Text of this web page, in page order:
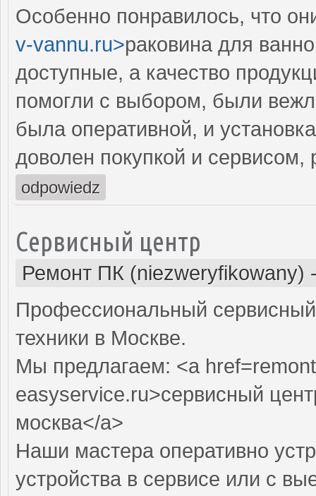
Особенно понравилось, что
v-vannu.ru>раковина для
доступные, а качество
помогли с выбором, были
была оперативной, и
доволен покупкой и
odpowiedz
Сервисный центр
Ремонт ПК (niezweryfikowany)
Профессиональный
техники в Москве.
Мы предлагаем: <a
easyservice.ru>сервисный
москва</a>
Наши мастера оперативно
устройства в сервисе или с